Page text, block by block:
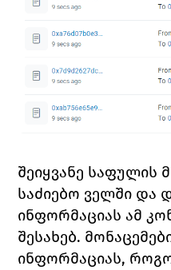
შეიყვანე საფულის
საძიებო ველში
ინფორმაციას ამ
შესახებ.
ინფორმაციას,